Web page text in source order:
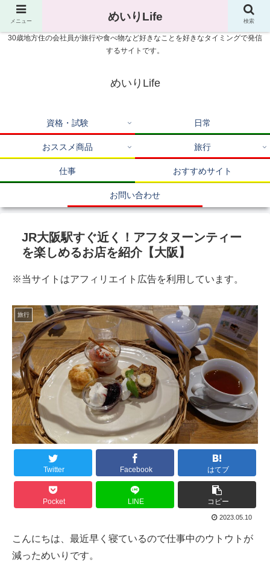
30歳地方住の会社員が旅行や食べ物など好きなことを好きなタイミングで発信
するサイトです。
めいりLife
資格・試験 日常
おススメ商品 旅行
仕事 おすすめサイト
お問い合わせ
JR大阪駅すぐ近く！アフタヌーンティー
を楽しめるお店を紹介【大阪】
※当サイトはアフィリエイト広告を利用しています。
旅行
Twitter Facebook はてブ
Pocket LINE コピー
2023.05.10
こんにちは、最近早く寝ているので仕事中のウトウトが
減っためいりです。
メニュー めいりLife 検索